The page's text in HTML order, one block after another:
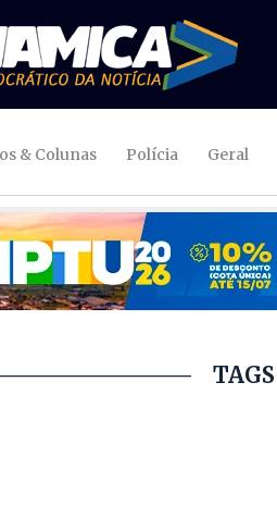
& Colunas Polícia Geral
TAGS